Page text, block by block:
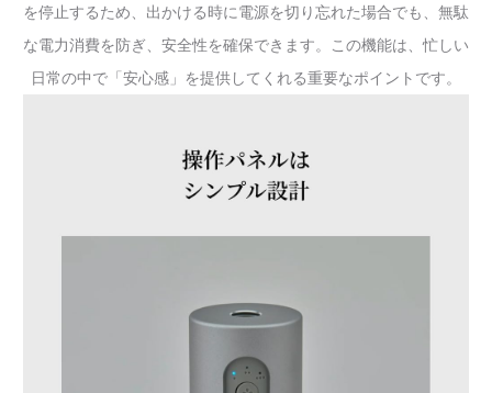
を停止するため、出かける時に電源を切り忘れた場合でも、無駄
な電力消費を防ぎ、安全性を確保できます。この機能は、忙しい
日常の中で「安心感」を提供してくれる重要なポイントです。